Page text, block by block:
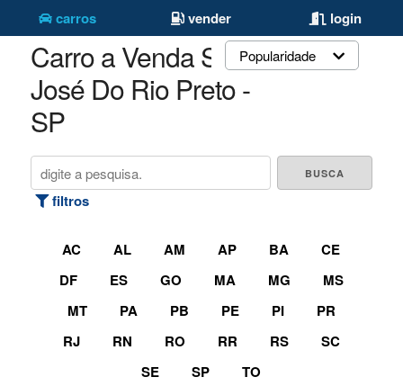
carros vender login
Carro a Venda São
José Do Rio Preto -
SP
filtros
Popularidade
AC AL AM AP BA
CE
DF
ES GO MA MG
MS
MT
PA PB PE PI
PR
RJ
RN RO RR RS
SC
SE
SP TO